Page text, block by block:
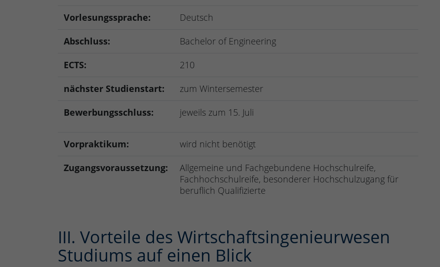
Vorlesungssprache:
Deutsch
Abschluss:
Bachelor of Engineering
ECTS:
210
nächster Studienstart:
zum Wintersemester
Bewerbungsschluss:
jeweils zum 15. Juli
Vorpraktikum:
wird nicht benötigt
Zugangsvoraussetzung:
Allgemeine und Fachgebundene Hochschulreife,
Fachhochschulreife, besonderer Hochschulzugang für
beruflich Qualifizierte
III. Vorteile des Wirtschaftsingenieurwesen
Studiums auf einen Blick